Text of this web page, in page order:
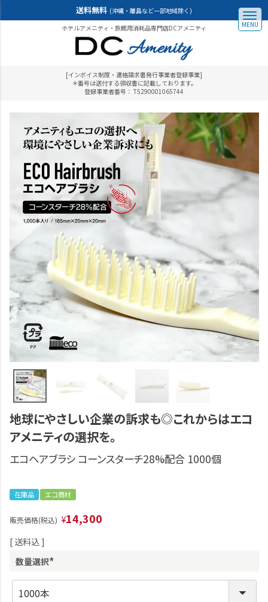
送料無料 (沖縄・離島など一部地域除く)
ホテルアメニティ・旅館用消耗品専門店DCアメニティ
[インボイス制度・適格請求書発行事業者登録事業]
＊番号は送付する領収書に記載しております。
登録事業者番号： T5290001065744
MENU
地球にやさしい企業の訴求も◎これからはエコ
アメニティの選択を。
エコヘアブラシ コーンスターチ28%配合 1000個
在庫品 エコ商材
販売価格(税込) ¥14,300
送料込
数量選択
必